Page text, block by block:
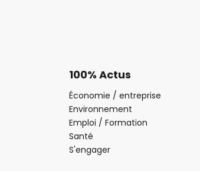
100% Actus
Économie / entreprise
Environnement
Emploi / Formation
Santé
S'engager